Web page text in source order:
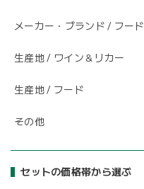
メーカー・ブランド / フード
生産地 / ワイン＆リカー
生産地 / フード
その他
セットの価格帯から選ぶ